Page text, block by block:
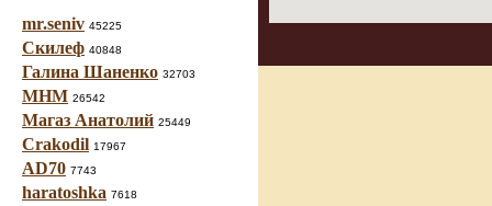
mr.seniv 45225
Скилеф 40848
Галина Шаненко 32703
МНМ 26542
Магаз Анатолий 25449
Crakodil 17967
AD70 7743
haratoshka 7618